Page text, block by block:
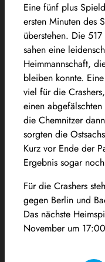
Eine fünf plus
ersten Minuten des
überstehen. Die
sahen eine
Heimmannschaft,
bleiben konnte.
viel für die
einen
die Chemnitzer
sorgten die
Kurz vor Ende der
Ergebnis sogar
Für die Crashers
gegen Berlin und
Das nächste
November um